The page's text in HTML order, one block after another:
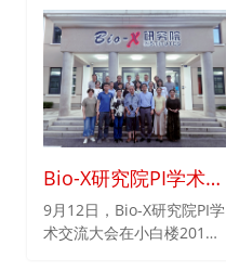
士的近期状况，并送上教师
节及中秋佳节祝福。贺院士
对到访校友的关心表示感
谢，在简单了解毕业校友的
科研及工作情况后，与大家
就当下科研热点、遗传咨询
领域现状与展望等方面展开
了讨论。
Bio-X研究院PI学术交
流大会圆满完成
9月12日，Bio-X研究院PI学
术交流大会在小白楼201会